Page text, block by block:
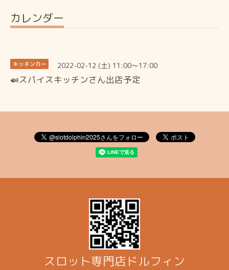
カレンダー
キッチンカー 2022-02-12 (土) 11:00～17:00
🍛スパイスキッチンさん出店予定
スロット専門店ドルフィン